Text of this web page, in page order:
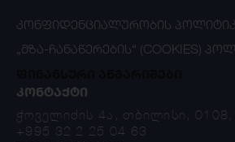
ᲙᲝᲜᲤᲘᲓᲔᲜᲪᲘᲐᲚᲣᲠᲝᲑᲘᲡ
„ᲛᲖᲐ-ᲩᲐᲜᲐᲬᲔᲠᲔᲑᲘᲡ“ (COOKIES)
ᲙᲝᲜᲢᲐᲥᲢᲘ
ჭოველიძის 4ა, თბილისი,
+995 32 2 25 04 63